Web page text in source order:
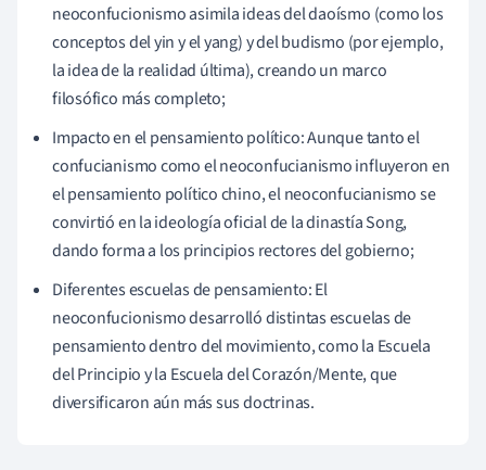
neoconfucionismo asimila ideas del daoísmo (como los
conceptos del yin y el yang) y del budismo (por ejemplo,
la idea de la realidad última), creando un marco
filosófico más completo;
Impacto en el pensamiento político: Aunque tanto el
confucianismo como el neoconfucianismo influyeron en
el pensamiento político chino, el neoconfucianismo se
convirtió en la ideología oficial de la dinastía Song,
dando forma a los principios rectores del gobierno;
Diferentes escuelas de pensamiento: El
neoconfucionismo desarrolló distintas escuelas de
pensamiento dentro del movimiento, como la Escuela
del Principio y la Escuela del Corazón/Mente, que
diversificaron aún más sus doctrinas.